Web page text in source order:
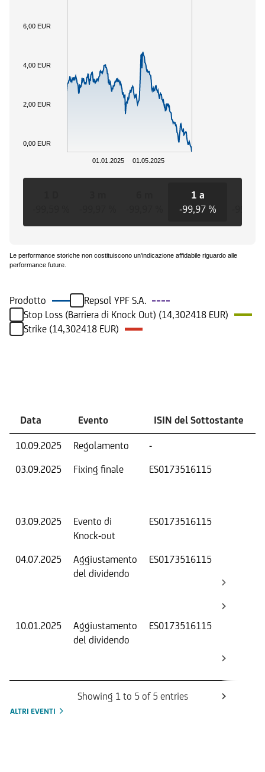
01.01.2025 01.05.2025
0,00 EUR
2,00 EUR
4,00 EUR
6,00 EUR
1 a
-99,97 %
Le performance storiche non costituiscono un'indicazione affidabile riguardo alle
performance future.
Prodotto
Repsol YPF S.A.
Stop Loss (Barriera di Knock Out) (14,302418 EUR)
Strike (14,302418 EUR)
Data Evento ISIN del Sottostante
10.09.2025 Regolamento -
03.09.2025
Fixing finale ES0173516115
03.09.2025
Evento di
Knock-out
ES0173516115
04.07.2025
Aggiustamento
del dividendo
ES0173516115
10.01.2025
Aggiustamento
del dividendo
ES0173516115
Showing 1 to 5 of 5 entries
ALTRI EVENTI